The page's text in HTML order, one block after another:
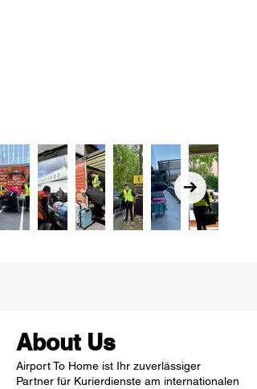
About Us
Airport To Home ist Ihr zuverlässiger
Partner für Kurierdienste am internationalen